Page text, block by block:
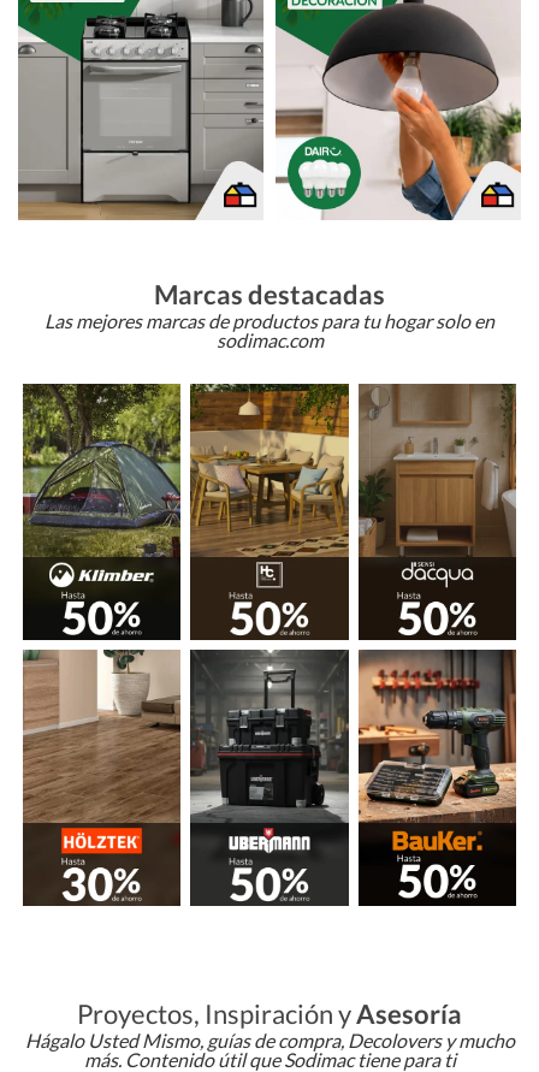
Marcas destacadas
Las mejores marcas de productos para tu hogar solo en
sodimac.com
Proyectos, Inspiración yAsesoría
Hágalo Usted Mismo, guías de compra, Decolovers y mucho
más. Contenido útil que Sodimac tiene para ti